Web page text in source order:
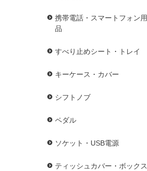
携帯電話・スマートフォン用
品
すべり止めシート・トレイ
キーケース・カバー
シフトノブ
ペダル
ソケット・USB電源
ティッシュカバー・ボックス